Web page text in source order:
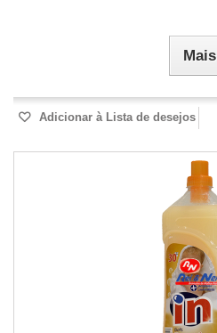
Mais
Adicionar à Lista de desejos